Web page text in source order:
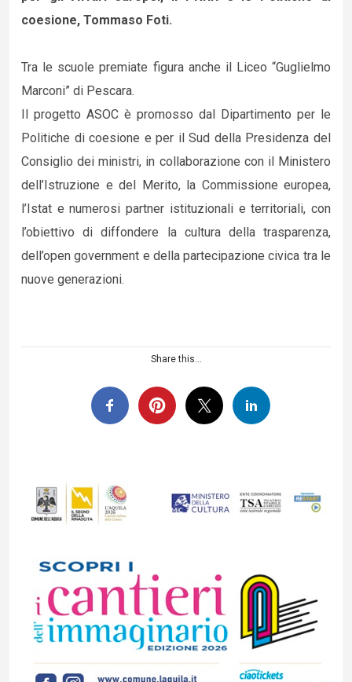
coesione, Tommaso Foti.
Tra le scuole premiate figura anche il Liceo “Guglielmo
Marconi” di Pescara.
Il progetto ASOC è promosso dal Dipartimento per le
Politiche di coesione e per il Sud della Presidenza del
Consiglio dei ministri, in collaborazione con il Ministero
dell’Istruzione e del Merito, la Commissione europea,
l’Istat e numerosi partner istituzionali e territoriali, con
l’obiettivo di diffondere la cultura della trasparenza,
dell’open government e della partecipazione civica tra le
nuove generazioni.
Share this...